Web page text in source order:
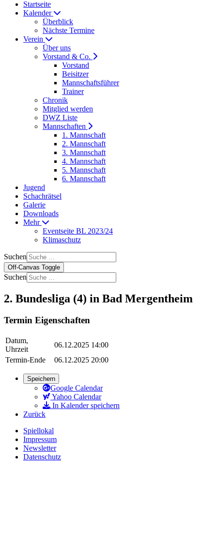
Startseite
Kalender
Überblick
Nächste Termine
Verein
Über uns
Vorstand & Co.
Vorstand
Beisitzer
Mannschaftsführer
Trainer
Chronik
Mitglied werden
DWZ Liste
Mannschaften
1. Mannschaft
2. Mannschaft
3. Mannschaft
4. Mannschaft
5. Mannschaft
6. Mannschaft
Jugend
Schachrätsel
Galerie
Downloads
Mehr
Eventseite BL 2023/24
Klimaschutz
Suchen
Off-Canvas Toggle
Suchen
2. Bundesliga (4) in Bad Mergentheim
Termin Eigenschaften
Datum,
Uhrzeit
06.12.2025 14:00
Termin-Ende
06.12.2025 20:00
Speichern
Google Calendar
Yahoo Calendar
In Kalender speichern
Zurück
Spiellokal
Impressum
Newsletter
Datenschutz